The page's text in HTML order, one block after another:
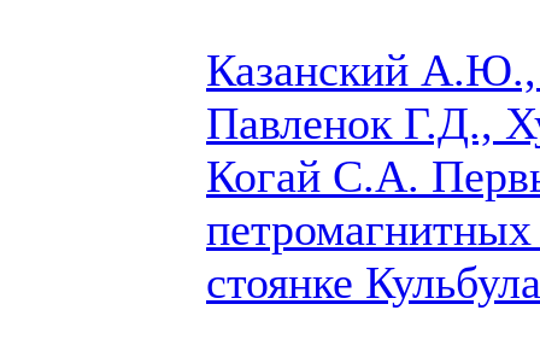
Казанский
Павленок Г.Д.,
Когай С.А.
стоянке